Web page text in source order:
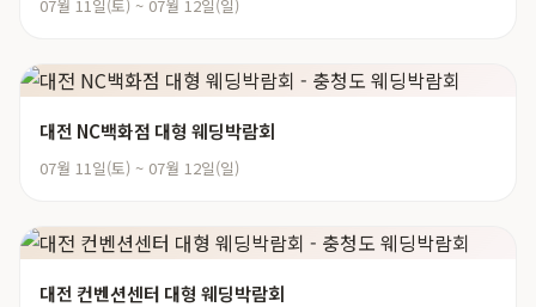
07월 11일(토) ~ 07월 12일(일)
대전 NC백화점 대형 웨딩박람회
07월 11일(토) ~ 07월 12일(일)
대전 컨벤션센터 대형 웨딩박람회